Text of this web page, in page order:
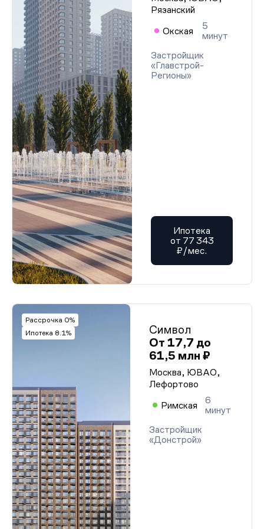
Проектная декларация от 06.11.2025 г.
Проектная декларация от 06.11.2025 г.
Проектная декларация от 06.11.2025 г.
Проектная декларация от 06.11.2025 г.
Проектная декларация от 06.11.2025 г.
Проектная декларация от 06.11.2025 г.
Проектная декларация от 06.11.2025 г.
Проектная декларация от 06.11.2025 г.
Проектная декларация от 06.11.2025 г.
Проектная декларация от 06.11.2025 г.
Проектная декларация от 06.11.2025 г.
Проектная декларация от 06.11.2025 г.
Проектная декларация от 06.11.2025 г.
Проектная декларация от 06.11.2025 г.
Проектная декларация от 06.11.2025 г.
Проектная декларация от 06.11.2025 г.
Проектная декларация от 06.11.2025 г.
Проектная декларация от 06.11.2025 г.
Проектная декларация от 06.11.2025 г.
Проектная декларация от 06.11.2025 г.
Проектная декларация от 06.11.2025 г.
Проектная декларация от 06.11.2025 г.
Проектная декларация от 06.11.2025 г.
Проектная декларация от 06.11.2025 г.
Проектная декларация от 06.11.2025 г.
Проектная декларация от 06.11.2025 г.
Проектная декларация от 06.11.2025 г.
Проектная декларация от 06.11.2025 г.
Проектная декларация от 06.11.2025 г.
Проектная декларация от 06.11.2025 г.
Проектная декларация от 06.11.2025 г.
Проектная декларация от 06.11.2025 г.
Проектная декларация от 06.11.2025 г.
Проектная декларация от 06.11.2025 г.
Проектная декларация от 06.11.2025 г.
Проектная декларация от 06.11.2025 г.
Проектная декларация от 06.11.2025 г.
Проектная декларация от 06.11.2025 г.
Проектная декларация от 06.11.2025 г.
Проектная декларация от 06.11.2025 г.
Проектная декларация от 06.11.2025 г.
Проектная декларация от 06.11.2025 г.
Проектная декларация от 06.11.2025 г.
Проектная декларация от 06.11.2025 г.
Проектная декларация от 06.11.2025 г.
Проектная декларация от 06.11.2025 г.
Проектная декларация от 06.11.2025 г.
Проектная декларация от 06.11.2025 г.
Проектная декларация от 06.11.2025 г.
Проектная декларация от 06.11.2025 г.
Проектная декларация от 06.11.2025 г.
Проектная декларация от 06.11.2025 г.
Рязанский
Окская
5
минут
Застройщик
«Главстрой-
Регионы»
Ипотека
от 77 343
₽/мес.
Рассрочка 0%
Ипотека 8.1%
Символ
От 17,7 до
61,5 млн ₽
Москва, ЮВАО,
Лефортово
Римская
6
минут
Застройщик
«Донстрой»